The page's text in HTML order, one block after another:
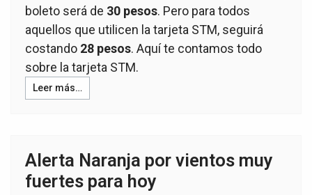
boleto será de 30 pesos. Pero para todos
aquellos que utilicen la tarjeta STM, seguirá
costando 28 pesos. Aquí te contamos todo
sobre la tarjeta STM.
Leer más…
Alerta Naranja por vientos muy
fuertes para hoy